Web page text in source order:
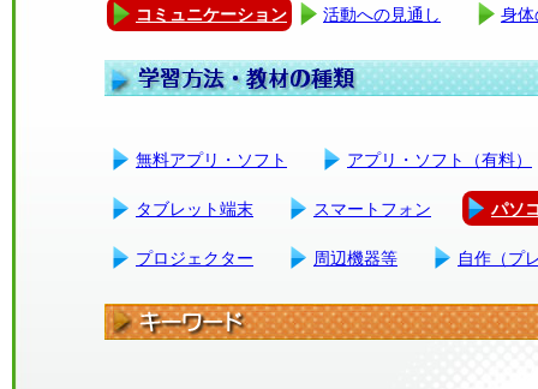
コミュニケーション 活動への見通し 身
無料アプリ・ソフト アプリ・ソフト（有料）
タブレット端末 スマートフォン パソ
プロジェクター 周辺機器等 自作（プ